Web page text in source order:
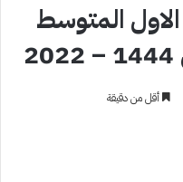
المتوسط
أقل من دقيقة